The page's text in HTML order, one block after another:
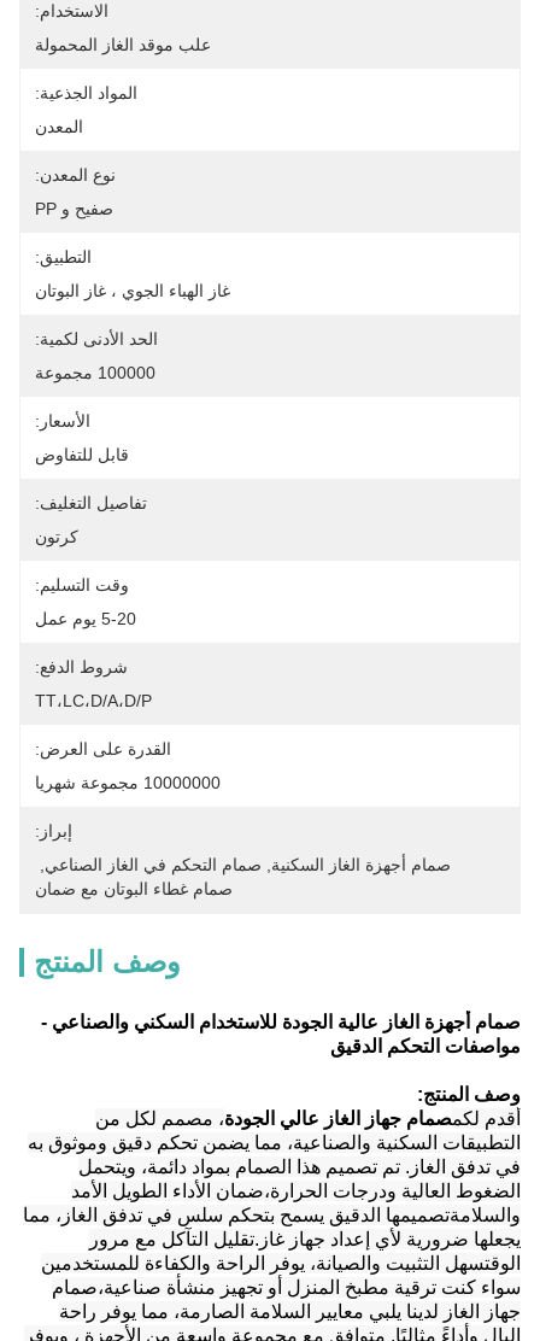
الاستخدام:
علب موقد الغاز المحمولة
المواد الجذعية:
المعدن
نوع المعدن:
صفيح و PP
التطبيق:
غاز الهباء الجوي ، غاز البوتان
الحد الأدنى لكمية:
100000 مجموعة
الأسعار:
قابل للتفاوض
تفاصيل التغليف:
كرتون
وقت التسليم:
5-20 يوم عمل
شروط الدفع:
TT،LC،D/A،D/P
القدرة على العرض:
10000000 مجموعة شهريا
إبراز:
صمام أجهزة الغاز السكنية
صمام التحكم في الغاز الصناعي
صمام غطاء البوتان مع ضمان
وصف المنتج
صمام أجهزة الغاز عالية الجودة للاستخدام السكني والصناعي -
مواصفات التحكم الدقيق
وصف المنتج:
أقدم لكمصمام جهاز الغاز عالي الجودة، مصمم لكل من
التطبيقات السكنية والصناعية، مما يضمن تحكم دقيق وموثوق به
في تدفق الغاز. تم تصميم هذا الصمام بمواد دائمة، ويتحمل
الضغوط العالية ودرجات الحرارة،ضمان الأداء الطويل الأمد
والسلامةتصميمها الدقيق يسمح بتحكم سلس في تدفق الغاز، مما
يجعلها ضرورية لأي إعداد جهاز غاز.تقليل التآكل مع مرور
الوقتسهل التثبيت والصيانة، يوفر الراحة والكفاءة للمستخدمين
سواء كنت ترقية مطبخ المنزل أو تجهيز منشأة صناعية،صمام
جهاز الغاز لدينا يلبي معايير السلامة الصارمة، مما يوفر راحة
البال وأداءً مثاليًا. متوافق مع مجموعة واسعة من الأجهزة ، ويوفر